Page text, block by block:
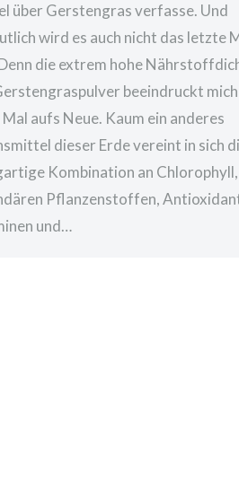
über Gerstengras verfasse. Und
wird es auch nicht das letzte
die extrem hohe
beeindruckt mich
aufs Neue. Kaum ein anderes
dieser Erde vereint in sich
Kombination an Chlorophyll,
Pflanzenstoffen,
und…